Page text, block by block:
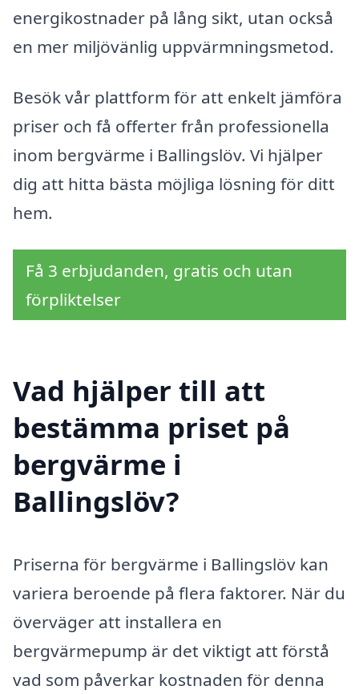
energikostnader på lång sikt, utan också
en mer miljövänlig uppvärmningsmetod.
Besök vår plattform för att enkelt jämföra
priser och få offerter från professionella
inom bergvärme i Ballingslöv. Vi hjälper
dig att hitta bästa möjliga lösning för ditt
hem.
Få 3 erbjudanden, gratis och utan
förpliktelser
Vad hjälper till att
bestämma priset på
bergvärme i
Ballingslöv?
Priserna för bergvärme i Ballingslöv kan
variera beroende på flera faktorer. När du
överväger att installera en
bergvärmepump är det viktigt att förstå
vad som påverkar kostnaden för denna